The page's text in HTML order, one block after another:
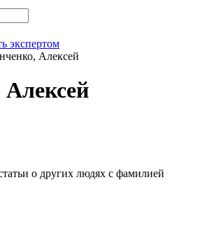
экспертом
Алексей
о других людях с фамилией